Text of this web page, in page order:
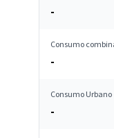
-
Consumo
-
Consumo Urbano
-